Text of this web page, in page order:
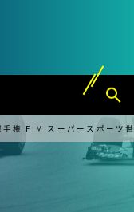
権 FIM スーパースポーツ